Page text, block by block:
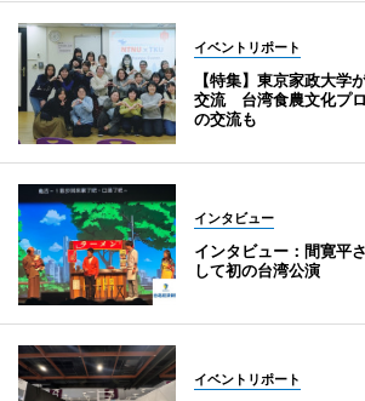
イベントリポート
【特集】東京家政大学
交流 台湾食農文化プ
の交流も
インタビュー
インタビュー：間寛平
して初の台湾公演
イベントリポート